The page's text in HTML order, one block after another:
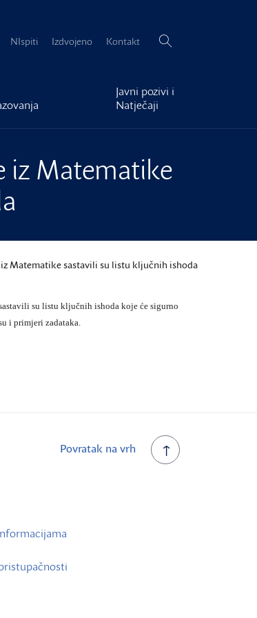
NIspiti Izdvojeno Kontakt Pretraži:
Javni pozivi i
Natječaji
iz Matematike
Matematike sastavili su listu ključnih ishoda
su listu ključnih ishoda koje će sigurno
i primjeri zadataka.
Povratak na vrh